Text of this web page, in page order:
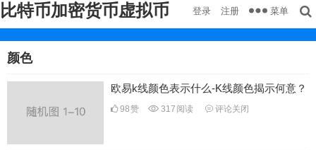
比特币加密货币虚拟币 登录 注册 菜单
颜色
欧易k线颜色表示什么-K线颜色揭示何意？
98赞 317 阅读 评论关闭